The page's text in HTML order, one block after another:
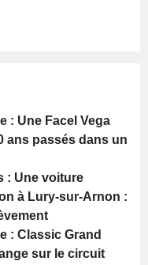
: Une Facel Vega
ans passés dans un
: Une voiture
à Lury-sur-Arnon :
: Classic Grand
sur le circuit